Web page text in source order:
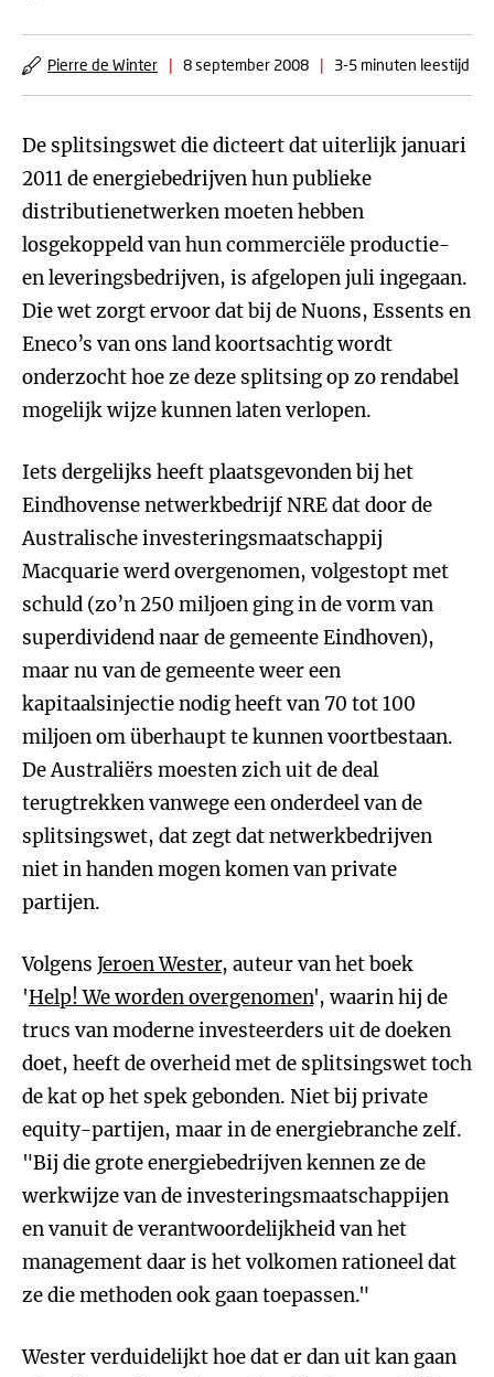
Pierre de Winter | 8 september 2008 | 3-5 minuten leestijd
De splitsingswet die dicteert dat uiterlijk januari
2011 de energiebedrijven hun publieke
distributienetwerken moeten hebben
losgekoppeld van hun commerciële productie-
en leveringsbedrijven, is afgelopen juli ingegaan.
Die wet zorgt ervoor dat bij de Nuons, Essents en
Eneco’s van ons land koortsachtig wordt
onderzocht hoe ze deze splitsing op zo rendabel
mogelijk wijze kunnen laten verlopen.
Iets dergelijks heeft plaatsgevonden bij het
Eindhovense netwerkbedrijf NRE dat door de
Australische investeringsmaatschappij
Macquarie werd overgenomen, volgestopt met
schuld (zo’n 250 miljoen ging in de vorm van
superdividend naar de gemeente Eindhoven),
maar nu van de gemeente weer een
kapitaalsinjectie nodig heeft van 70 tot 100
miljoen om überhaupt te kunnen voortbestaan.
De Australiërs moesten zich uit de deal
terugtrekken vanwege een onderdeel van de
splitsingswet, dat zegt dat netwerkbedrijven
niet in handen mogen komen van private
partijen.
Volgens Jeroen Wester, auteur van het boek
'Help! We worden overgenomen', waarin hij de
trucs van moderne investeerders uit de doeken
doet, heeft de overheid met de splitsingswet toch
de kat op het spek gebonden. Niet bij private
equity-partijen, maar in de energiebranche zelf.
"Bij die grote energiebedrijven kennen ze de
werkwijze van de investeringsmaatschappijen
en vanuit de verantwoordelijkheid van het
management daar is het volkomen rationeel dat
ze die methoden ook gaan toepassen."
Wester verduidelijkt hoe dat er dan uit kan gaan